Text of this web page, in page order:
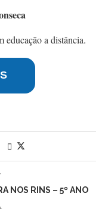
educação a distância.
NOS RINS – 5º ANO